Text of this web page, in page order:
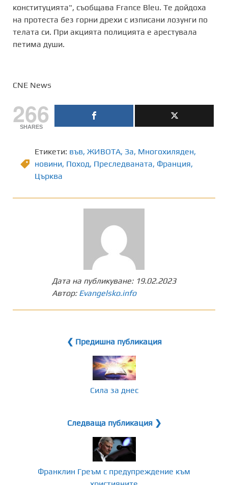
конституцията", съобщава France Bleu. Те дойдоха
на протеста без горни дрехи с изписани лозунги по
телата си. При акцията полицията е арестувала
петима души.
CNE News
266
SHARES
Етикети: във, ЖИВОТА, Зa, Многохиляден,
новини, Поход, Преследваната, Франция,
Църква
Дата на публикуване: 19.02.2023
Автор: Evangelsko.info
❮ Предишна публикация
Сила за днес
Следваща публикация ❯
Франклин Греъм с предупреждение към